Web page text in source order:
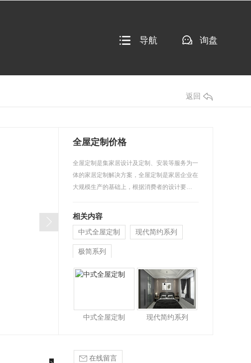
导航 询盘
返回
全屋定制价格
全屋定制是集家居设计及定制、安装等服务为一
体的家居定制解决方案，全屋定制是家居企业在
大规模生产的基础上，根据消费者的设计要…
相关内容
中式全屋定制 现代简约系列
极简系列
中式全屋定制 现代简约系列
在线留言